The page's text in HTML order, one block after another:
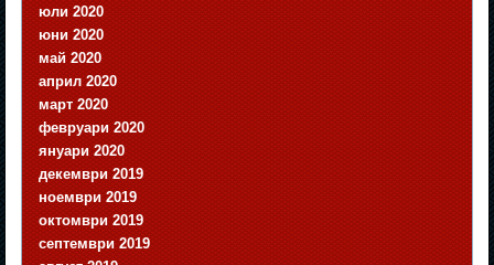
юли 2020
юни 2020
май 2020
април 2020
март 2020
февруари 2020
януари 2020
декември 2019
ноември 2019
октомври 2019
септември 2019